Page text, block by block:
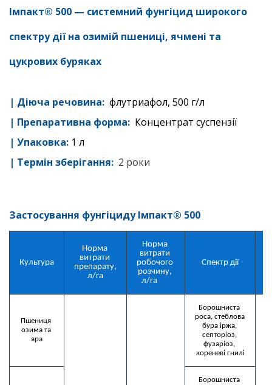
Імпакт® 500 — cистемний фунгіцид широкого
спектру дії на озимій пшениці, ячмені та
цукрових буряках
| Діюча речовина: флутриафол, 500 г/л
| Препаративна форма: Концентрат суспензії
| Упаковка: 1 л
| Термін зберігання: 2 роки
Застосування фунгіцидуІмпакт® 500
Культура
Норма
витрати
препарату,
л/га
Норма
витрати
робочого
розчину,
л/га
Спектр дії
Пшениця
озима та
яра
Борошниста
роса, стеблова
бура іржа,
септоріоз,
фузаріоз,
кореневі гнилі
Борошниста